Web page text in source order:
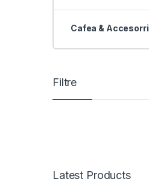
Cafea & Accesorri
Filtre
Latest Products